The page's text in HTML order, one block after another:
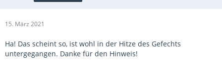
15. März 2021
Ha! Das scheint so, ist wohl in der Hitze des Gefechts
untergegangen. Danke für den Hinweis!